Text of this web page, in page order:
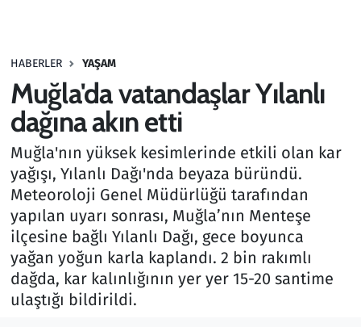
HABERLER YAŞAM
Muğla'da vatandaşlar Yılanlı
dağına akın etti
Muğla'nın yüksek kesimlerinde etkili olan kar
yağışı, Yılanlı Dağı'nda beyaza büründü.
Meteoroloji Genel Müdürlüğü tarafından
yapılan uyarı sonrası, Muğla’nın Menteşe
ilçesine bağlı Yılanlı Dağı, gece boyunca
yağan yoğun karla kaplandı. 2 bin rakımlı
dağda, kar kalınlığının yer yer 15-20 santime
ulaştığı bildirildi.
Haber
Kültür Sanat
Kurumsal Haberler
Lezzet Durağı
Memur ve Kamu
Otomobil